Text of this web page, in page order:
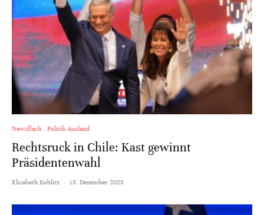
Newsflash Politik Ausland
Rechtsruck in Chile: Kast gewinnt
Präsidentenwahl
Elisabeth Koblitz · 15. Dezember 2025